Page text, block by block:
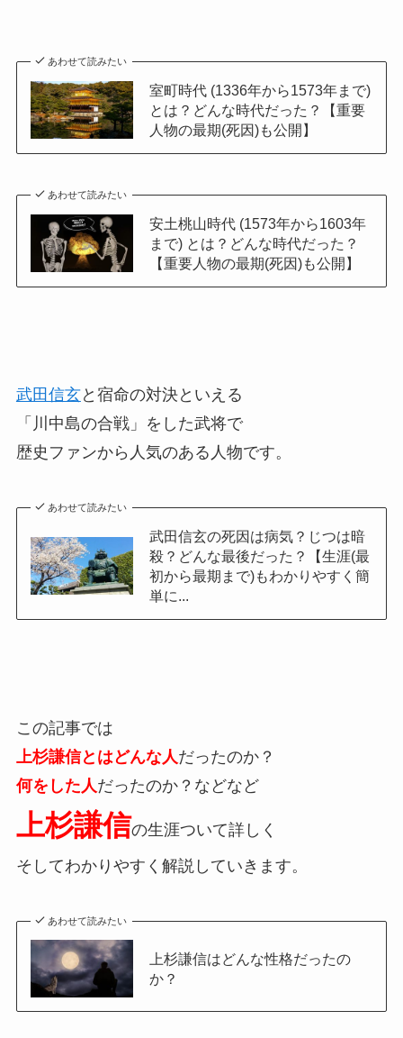
あわせて読みたい
室町時代 (1336年から1573年まで)
とは？どんな時代だった？【重要
人物の最期(死因)も公開】
あわせて読みたい
安土桃山時代 (1573年から1603年
まで) とは？どんな時代だった？
【重要人物の最期(死因)も公開】
武田信玄と宿命の対決といえる
「川中島の合戦」をした武将で
歴史ファンから人気のある人物です。
あわせて読みたい
武田信玄の死因は病気？じつは暗
殺？どんな最後だった？【生涯(最
初から最期まで)もわかりやすく簡
単に...
この記事では
上杉謙信とはどんな人だったのか？
何をした人だったのか？などなど
上杉謙信の生涯ついて詳しく
そしてわかりやすく解説していきます。
あわせて読みたい
上杉謙信はどんな性格だったの
か？